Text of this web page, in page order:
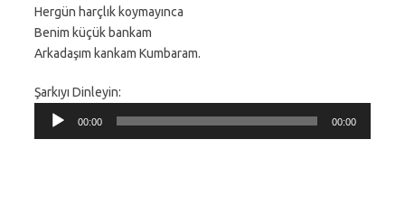
Hergün harçlık koymayınca
Benim küçük bankam
Arkadaşım kankam Kumbaram.
Şarkıyı Dinleyin:
Ses
00:00 00:00